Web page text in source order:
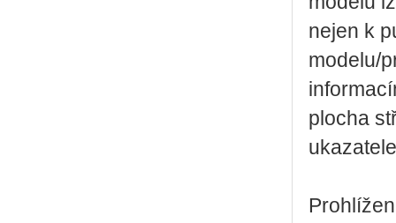
nejen k
modelu/
plocha